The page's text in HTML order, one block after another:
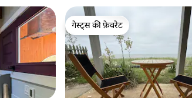
गेस्ट्स की फ़ेवरेट
गेस्ट्स की फ़ेवरेट